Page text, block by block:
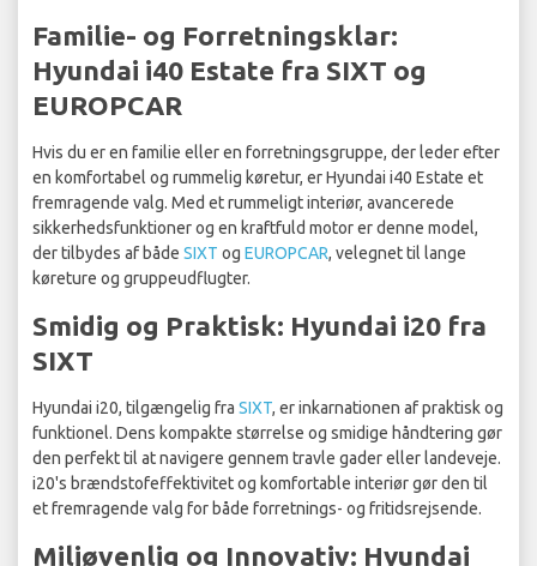
Familie- og Forretningsklar:
Hyundai i40 Estate fra SIXT og
EUROPCAR
Hvis du er en familie eller en forretningsgruppe, der leder efter
en komfortabel og rummelig køretur, er Hyundai i40 Estate et
fremragende valg. Med et rummeligt interiør, avancerede
sikkerhedsfunktioner og en kraftfuld motor er denne model,
der tilbydes af både SIXT og EUROPCAR, velegnet til lange
køreture og gruppeudflugter.
Smidig og Praktisk: Hyundai i20 fra
SIXT
Hyundai i20, tilgængelig fra SIXT, er inkarnationen af praktisk og
funktionel. Dens kompakte størrelse og smidige håndtering gør
den perfekt til at navigere gennem travle gader eller landeveje.
i20's brændstofeffektivitet og komfortable interiør gør den til
et fremragende valg for både forretnings- og fritidsrejsende.
Miljøvenlig og Innovativ: Hyundai